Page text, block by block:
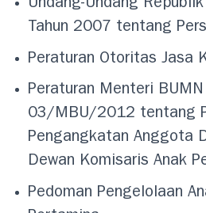
Undang-Undang
Tahun 2007 tentang
Peraturan Otoritas Jasa
Peraturan Menteri BUMN
03/MBU/2012 tentang
Pengangkatan Anggota
Dewan Komisaris Anak
Pedoman Pengelolaan